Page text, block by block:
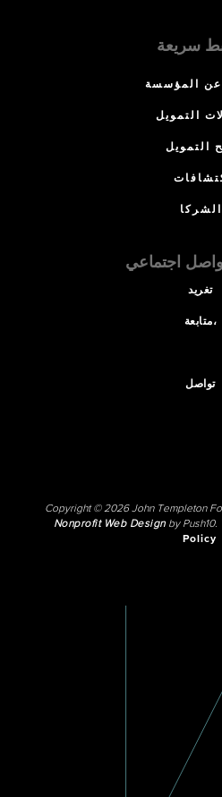
سريعة
عن المؤسسة
التمويل
التمويل
الشركا
اجتماعي
تغريد
متابعة،
تواصل
Copyright © 2026 John Templeton
Nonprofit Web Designby Push10.
Policy